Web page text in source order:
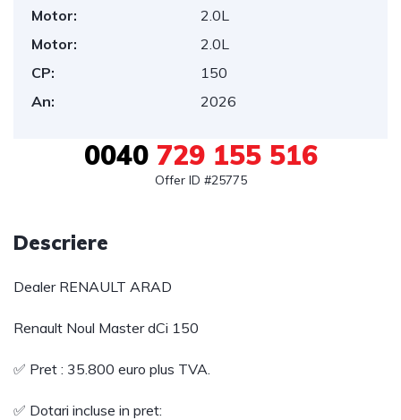
Motor:
2.0L
Motor:
2.0L
CP:
150
An:
2026
0040729 155 516
Offer ID #25775
Descriere
Dealer RENAULT ARAD
Renault Noul Master dCi 150
✅ Pret : 35.800 euro plus TVA.
✅ Dotari incluse in pret: